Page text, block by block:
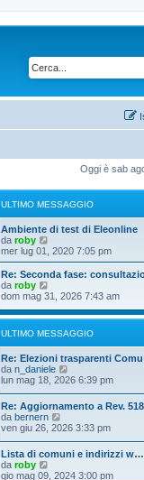
Oggi è sab
ULTIMO MESSAGGIO
Ambiente di test di Eleonline
da roby
e
d
i
l
i
o
m
e
s
s
g
o
mer lug 01, 2020 7:05 pm
Re: Seconda fase:
da roby
e
i
l
t
i
m
o
m
e
s
s
g
g
dom mag 31, 2026 7:43 am
ULTIMO MESSAGGIO
Re: Elezioni trasparenti
da n_daniele
e
u
l
t
i
m
m
lun mag 18, 2026 6:39 pm
Re: Aggiornamento a Rev. 518
da bernern
e
u
l
ven giu 26, 2026 3:33 pm
Lista di comuni e indirizzi w…
da roby
e
gio mag 09, 2024 3:00 pm